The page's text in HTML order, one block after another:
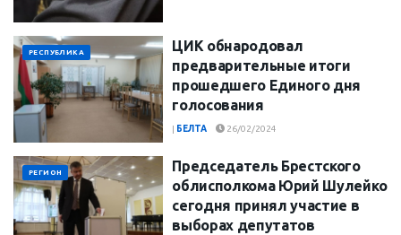
РЕСПУБЛИКА
ЦИК обнародовал
предварительные итоги
прошедшего Единого дня
голосования
| БЕЛТА 26/02/2024
РЕГИОН
Председатель Брестского
облисполкома Юрий Шулейко
сегодня принял участие в
выборах депутатов